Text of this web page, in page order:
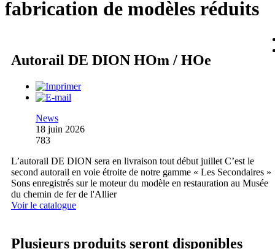
fabrication de modèles réduits
Autorail DE DION HOm / HOe
News
18 juin 2026
783
L’autorail DE DION sera en livraison tout début juillet C’est le
second autorail en voie étroite de notre gamme « Les Secondaires »
Sons enregistrés sur le moteur du modèle en restauration au Musée
du chemin de fer de l'Allier
Voir le catalogue
Plusieurs produits seront disponibles